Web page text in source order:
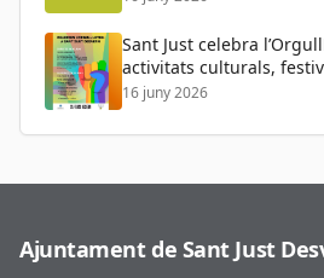
Sant Just celebra
activitats culturals,
16 juny 2026
Ajuntament de Sant Just